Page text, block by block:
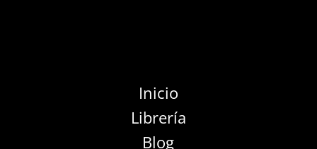
Inicio
Librería
Blog